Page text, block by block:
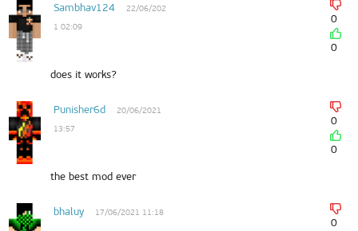
Sambhav124
22/06/202
1 02:09
0
0
does it works?
Punisher6d
20/06/2021
13:57
0
0
the best mod ever
bhaluy 17/06/2021 11:18
0